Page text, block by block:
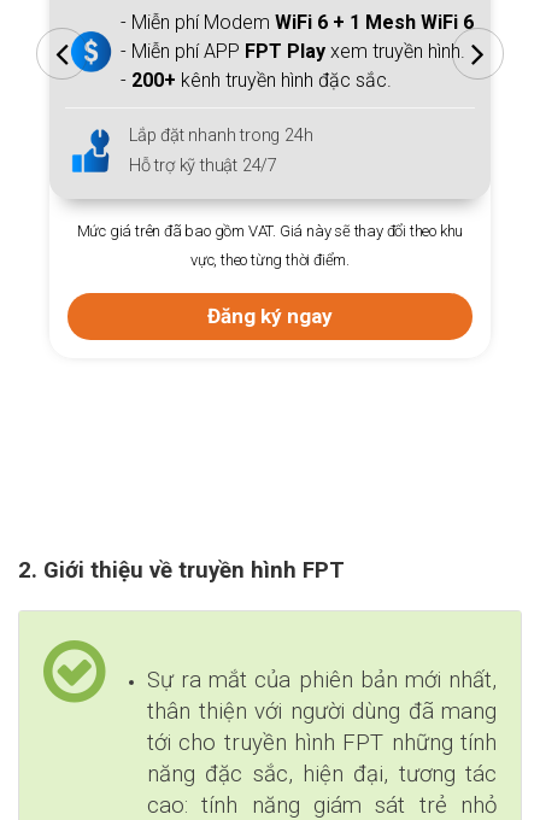
- Miễn phí Modem WiFi 6 + 1 Mesh WiFi 6
- Miễn phí APP FPT Play xem truyền hình.
- 200+ kênh truyền hình đặc sắc.
Lắp đặt nhanh trong 24h
Hỗ trợ kỹ thuật 24/7
Mức giá trên đã bao gồm VAT. Giá này sẽ thay đổi theo khu
vực, theo từng thời điểm.
Đăng ký ngay
2. Giới thiệu về truyền hình FPT
Sự ra mắt của phiên bản mới nhất,
thân thiện với người dùng đã mang
tới cho truyền hình FPT những tính
năng đặc sắc, hiện đại, tương tác
cao: tính năng giám sát trẻ nhỏ